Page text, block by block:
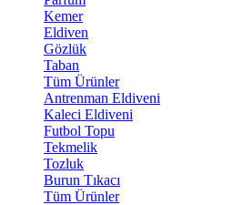
Kemer
Eldiven
Gözlük
Taban
Tüm Ürünler
Antrenman Eldiveni
Kaleci Eldiveni
Futbol Topu
Tekmelik
Tozluk
Burun Tıkacı
Tüm Ürünler